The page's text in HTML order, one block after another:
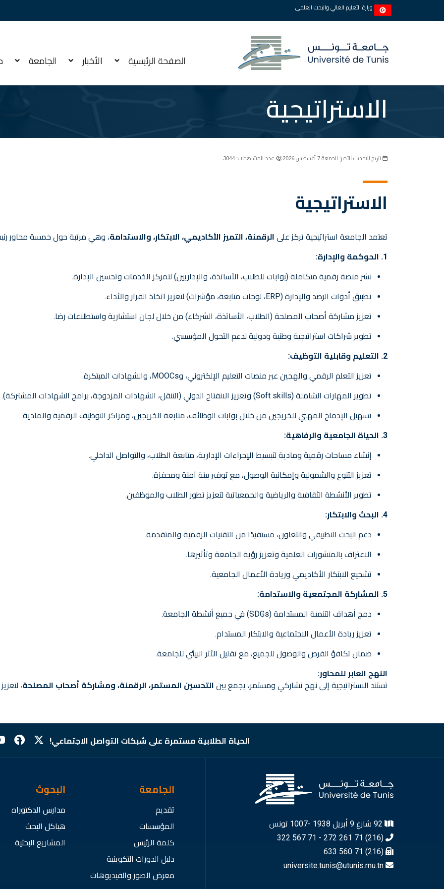
وزارة التعليم العالي والبحث العلمي
الصفحة الرئيسية الأخبار الجامعة
الاستراتيجية
تاريخ التحديث الأخير: الجمعة 7 أغسطس 2026 عدد المشاهدات: 3044
الاستراتيجية
تعتمد الجامعة استراتيجية تركز على الرقمنة، التميز الأكاديمي، الابتكار، والاستدامة، وهي مرتبة حول خمسة محاور
1. الحوكمة والإدارة:
نشر منصة رقمية متكاملة (بوابات للطلاب، الأساتذة، والإداريين) لتمركز الخدمات وتحسين الإدارة.
تطبيق أدوات الرصد والإدارة (ERP، لوحات متابعة، مؤشرات) لتعزيز اتخاذ القرار والأداء.
تعزيز مشاركة أصحاب المصلحة (الطلاب، الأساتذة، الشركاء) من خلال لجان استشارية واستطلاعات رضا.
تطوير شراكات استراتيجية وطنية ودولية لدعم التحول المؤسسي.
2. التعليم وقابلية التوظيف:
تعزيز التعلم الرقمي والهجين عبر منصات التعليم الإلكتروني، وMOOCs، والشهادات المبتكرة.
تطوير المهارات الشاملة (Soft skills) وتعزيز الانفتاح الدولي (التنقل، الشهادات المزدوجة، برامج الشهادات المشتركة).
تسهيل الإدماج المهني للخريجين من خلال بوابات الوظائف، متابعة الخريجين، ومراكز التوظيف الرقمية والمادية.
3. الحياة الجامعية والرفاهية:
إنشاء مساحات رقمية ومادية لتبسيط الإجراءات الإدارية، متابعة الطلاب، والتواصل الداخلي.
تعزيز التنوع والشمولية وإمكانية الوصول، مع توفير بيئة آمنة ومحفزة.
تطوير الأنشطة الثقافية والرياضية والجمعياتية لتعزيز تطور الطلاب والموظفين.
4. البحث والابتكار:
دعم البحث التطبيقي والتعاون، مستفيدًا من التقنيات الرقمية والمتقدمة.
الاعتراف بالمنشورات العلمية وتعزيز رؤية الجامعة وتأثيرها.
تشجيع الابتكار الأكاديمي وريادة الأعمال الجامعية.
5. المشاركة المجتمعية والاستدامة:
دمج أهداف التنمية المستدامة (SDGs) في جميع أنشطة الجامعة.
تعزيز ريادة الأعمال الاجتماعية والابتكار المستدام.
ضمان تكافؤ الفرص والوصول للجميع، مع تقليل الأثر البيئي للجامعة.
النهج العابر للمحاور:
تستند الاستراتيجية إلى نهج تشاركي ومستمر، يجمع بين التحسين المستمر، الرقمنة، ومشاركة أصحاب المصلحة،
الحياة الطلابية مستمرة على شبكات التواصل الاجتماعي!
(216) 71 261 272 - 71 567 322
(216) 71 560 633
universite.tunis@utunis.rnu.tn
الجامعة
تقديم
المؤسسات
كلمة الرئيس
دليل الدورات التكوينية
معرض الصور والفيديوهات
البحوث
مدارس الدكتوراه
هياكل البحث
المشاريع البحثية